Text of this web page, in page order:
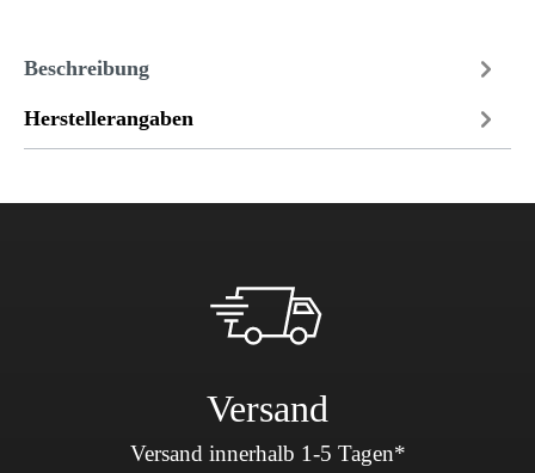
Beschreibung
Herstellerangaben
Versand
Versand innerhalb 1-5 Tagen*